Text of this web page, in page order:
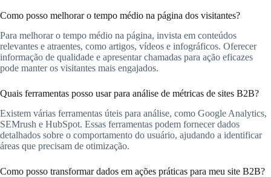
Como posso melhorar o tempo médio na página dos visitantes?
Para melhorar o tempo médio na página, invista em conteúdos
relevantes e atraentes, como artigos, vídeos e infográficos. Oferecer
informação de qualidade e apresentar chamadas para ação eficazes
pode manter os visitantes mais engajados.
Quais ferramentas posso usar para análise de métricas de sites B2B?
Existem várias ferramentas úteis para análise, como Google Analytics,
SEMrush e HubSpot. Essas ferramentas podem fornecer dados
detalhados sobre o comportamento do usuário, ajudando a identificar
áreas que precisam de otimização.
Como posso transformar dados em ações práticas para meu site B2B?